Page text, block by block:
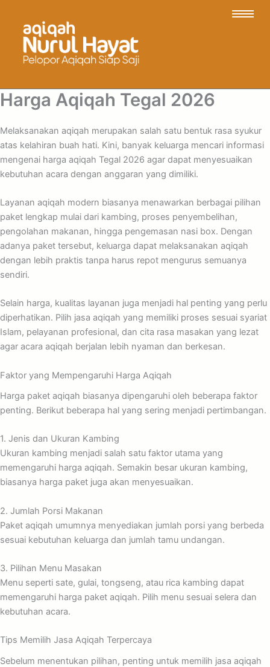
Harga Aqiqah Tegal 2026
Melaksanakan aqiqah merupakan salah satu bentuk rasa syukur
atas kelahiran buah hati. Kini, banyak keluarga mencari informasi
mengenai harga aqiqah Tegal 2026 agar dapat menyesuaikan
kebutuhan acara dengan anggaran yang dimiliki.
Layanan aqiqah modern biasanya menawarkan berbagai pilihan
paket lengkap mulai dari kambing, proses penyembelihan,
pengolahan makanan, hingga pengemasan nasi box. Dengan
adanya paket tersebut, keluarga dapat melaksanakan aqiqah
dengan lebih praktis tanpa harus repot mengurus semuanya
sendiri.
Selain harga, kualitas layanan juga menjadi hal penting yang perlu
diperhatikan. Pilih jasa aqiqah yang memiliki proses sesuai syariat
Islam, pelayanan profesional, dan cita rasa masakan yang lezat
agar acara aqiqah berjalan lebih nyaman dan berkesan.
Faktor yang Mempengaruhi Harga Aqiqah
Harga paket aqiqah biasanya dipengaruhi oleh beberapa faktor
penting. Berikut beberapa hal yang sering menjadi pertimbangan.
1. Jenis dan Ukuran Kambing
Ukuran kambing menjadi salah satu faktor utama yang
memengaruhi harga aqiqah. Semakin besar ukuran kambing,
biasanya harga paket juga akan menyesuaikan.
2. Jumlah Porsi Makanan
Paket aqiqah umumnya menyediakan jumlah porsi yang berbeda
sesuai kebutuhan keluarga dan jumlah tamu undangan.
3. Pilihan Menu Masakan
Menu seperti sate, gulai, tongseng, atau rica kambing dapat
memengaruhi harga paket aqiqah. Pilih menu sesuai selera dan
kebutuhan acara.
Tips Memilih Jasa Aqiqah Terpercaya
Sebelum menentukan pilihan, penting untuk memilih jasa aqiqah